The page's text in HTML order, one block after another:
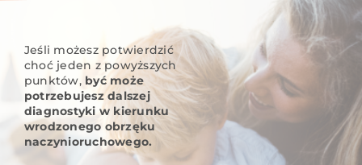
Jeśli możesz potwierdzić
choć jeden z powyższych
punktów, być może
potrzebujesz dalszej
diagnostyki w kierunku
wrodzonego obrzęku
naczynioruchowego.